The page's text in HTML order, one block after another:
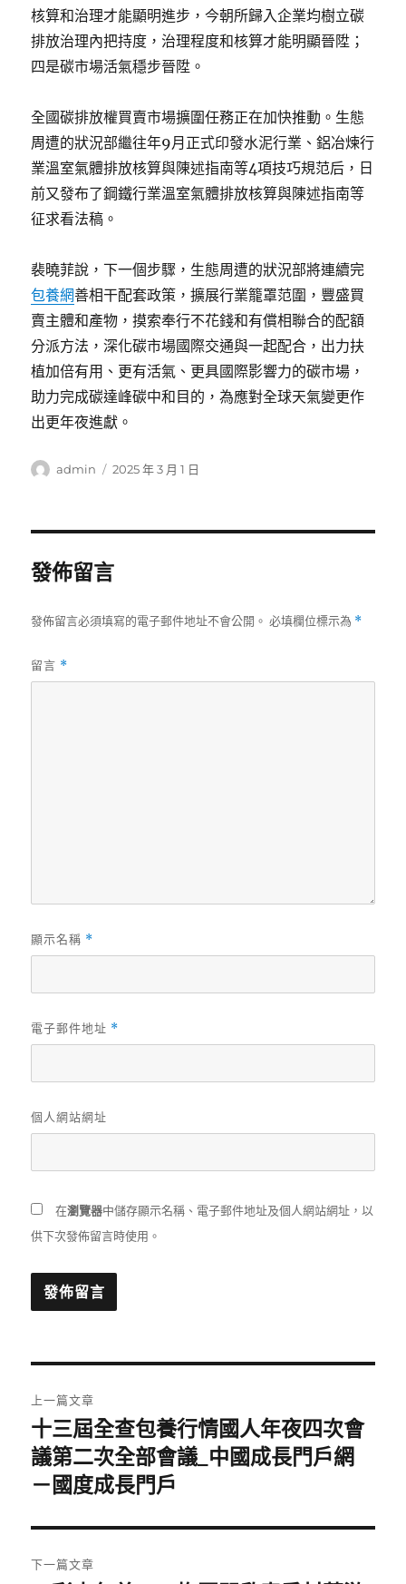
核算和治理才能顯明進步，今朝所歸入企業均樹立碳
排放治理內把持度，治理程度和核算才能明顯晉陞；
四是碳市場活氣穩步晉陞。
全國碳排放權買賣市場擴圍任務正在加快推動。生態
周遭的狀況部繼往年9月正式印發水泥行業、鋁冶煉行
業溫室氣體排放核算與陳述指南等4項技巧規范后，日
前又發布了鋼鐵行業溫室氣體排放核算與陳述指南等
征求看法稿。
裴曉菲說，下一個步驟，生態周遭的狀況部將連續完
包養網善相干配套政策，擴展行業籠罩范圍，豐盛買
賣主體和產物，摸索奉行不花錢和有償相聯合的配額
分派方法，深化碳市場國際交通與一起配合，出力扶
植加倍有用、更有活氣、更具國際影響力的碳市場，
助力完成碳達峰碳中和目的，為應對全球天氣變更作
出更年夜進獻。
作
admin
發
2025 年 3 月 1 日
發佈留言
發佈留言必須填寫的電子郵件地址不會公開。 必填欄位標示為 *
留言 *
顯示名稱 *
電子郵件地址 *
個人網站網址
在瀏覽器中儲存顯示名稱、電子郵件地址及個人網站網址，以
供下次發佈留言時使用。
章
導
上一篇文章
上
一
章:
十三屆全查包養行情國人年夜四次會
議第二次全部會議_中國成長門戶網
－國度成長門戶
下一篇文章